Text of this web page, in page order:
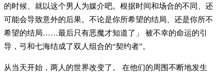
的时候、就以这个男人为媒介吧。根据时间和场合的不同、还
可能会导致意外的后果。不论是你所希望的结局、还是你所不
希望的结局……最后只有恶魔才知道了」 被不幸的命运的引
导，弓和七海结成了双人组合的“契约者”。
从当天开始，两人的世界改变了。 在他们的周围不断地发生